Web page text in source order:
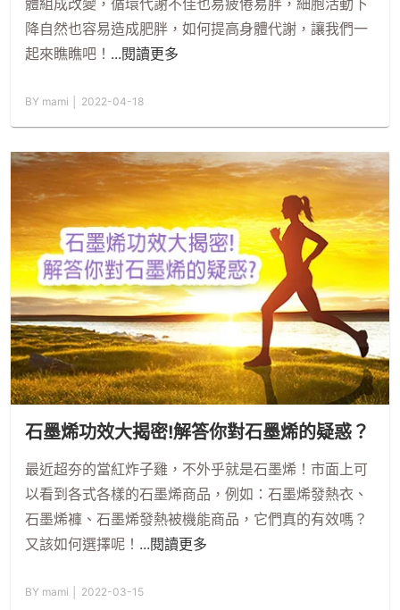
降自然也容易造成肥胖，如何提高身體代謝，讓我們一
起來瞧瞧吧！ ...閱讀更多
BY mami │ 2022-04-18
石墨烯功效大揭密!解答你對石墨烯的疑惑？
最近超夯的當紅炸子雞，不外乎就是石墨烯！市面上可
以看到各式各樣的石墨烯商品，例如：石墨烯發熱衣、
石墨烯褲、石墨烯發熱被機能商品，它們真的有效嗎？
又該如何選擇呢！ ...閱讀更多
BY mami │ 2022-03-15